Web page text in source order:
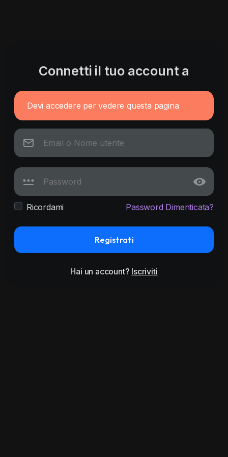
Connetti il tuo account a
Devi accedere per vedere questa pagina
Ricordami Password Dimenticata?
Registrati
Hai un account? Iscriviti